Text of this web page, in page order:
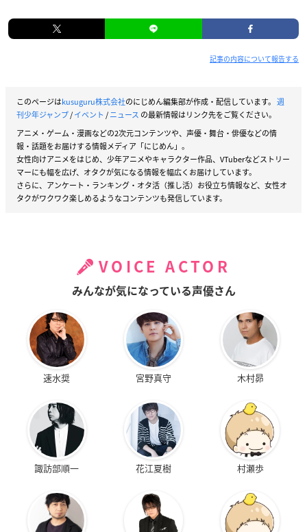
記事の内容について報告する
このページはkusuguru株式会社のにじめん編集部が作成・配信しています。 週
刊少年ジャンプ/イベント /ニュース の最新情報はリンク先をご覧ください。
アニメ・ゲーム・漫画などの2次元コンテンツや、声優・舞台・俳優などの情
報・話題をお届けする情報メディア「にじめん」。
女性向けアニメをはじめ、少年アニメやキャラクター作品、VTuberなどストリー
マーにも幅を広げ、オタクが気になる情報を幅広くお届けしています。
さらに、アンケート・ランキング・オタ活（推し活）お役立ち情報など、女性オ
タクがワクワク楽しめるようなコンテンツも発信しています。
VOICE ACTOR
みんなが気になっている声優さん
速水奨 宮野真守 木村昴
諏訪部順一 花江夏樹 村瀬歩